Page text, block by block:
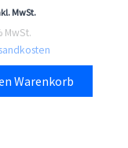
MwSt.
MwSt.
Warenkorb